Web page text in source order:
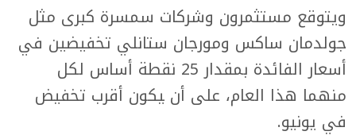
ويتوقع مستثمرون ​وشركات سمسرة كبرى ​مثل
جولدمان ساكس ومورجان ستانلي تخفيضين في
أسعار الفائدة بمقدار 25 نقطة أساس لكل
منهما هذا العام، على أن ‍يكون أقرب تخفيض
في يونيو.